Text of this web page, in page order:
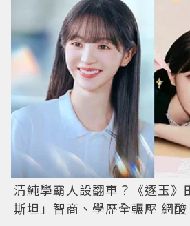
清純學霸人設翻車？《逐玉》
斯坦」智商、學歷全輾壓 網